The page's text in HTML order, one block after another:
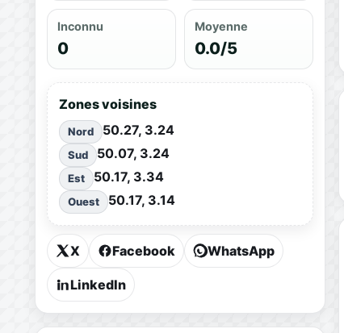
Inconnu
0
Moyenne
0.0/5
Zones voisines
Nord 50.27, 3.24
Sud 50.07, 3.24
Est 50.17, 3.34
Ouest 50.17, 3.14
X Facebook WhatsApp
LinkedIn